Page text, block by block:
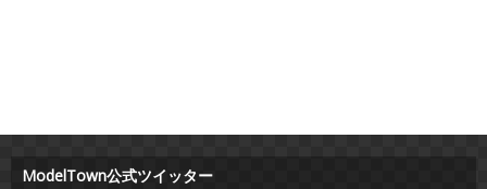
ModelTown公式ツイッター